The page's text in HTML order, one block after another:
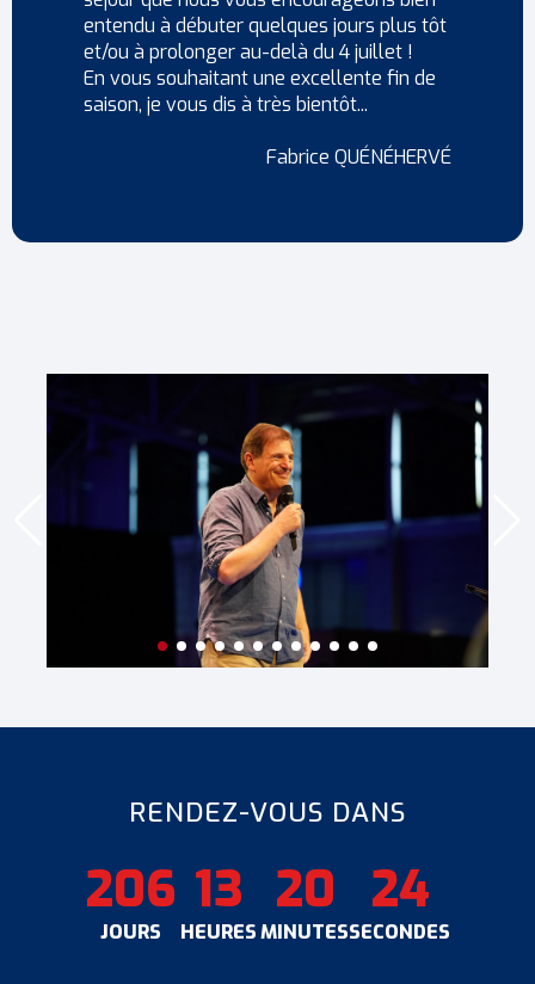
entendu à débuter quelques jours plus tôt
et/ou à prolonger au-delà du 4 juillet !
En vous souhaitant une excellente fin de
saison, je vous dis à très bientôt...
Fabrice QUÉNÉHERVÉ
RENDEZ-VOUS DANS
206
JOURS
13
HEURES
20
MINUTES
24
SECONDES